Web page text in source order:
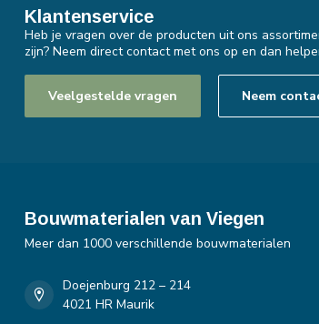
Klantenservice
Heb je vragen over de producten uit ons
zijn? Neem direct contact met ons op en dan
Veelgestelde vragen Neem
Bouwmaterialen van Viegen
Meer dan 1000 verschillende bouwmaterialen
Doejenburg 212 – 214
4021 HR Maurik